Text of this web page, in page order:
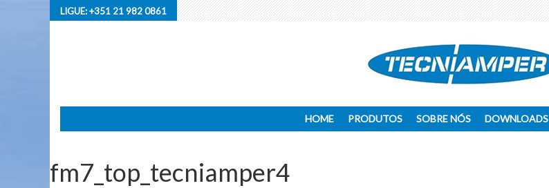
LIGUE:+351 21 982 0861
HOME PRODUTOS SOBRE NÓS DOWNLOADS
fm7_top_tecniamper4